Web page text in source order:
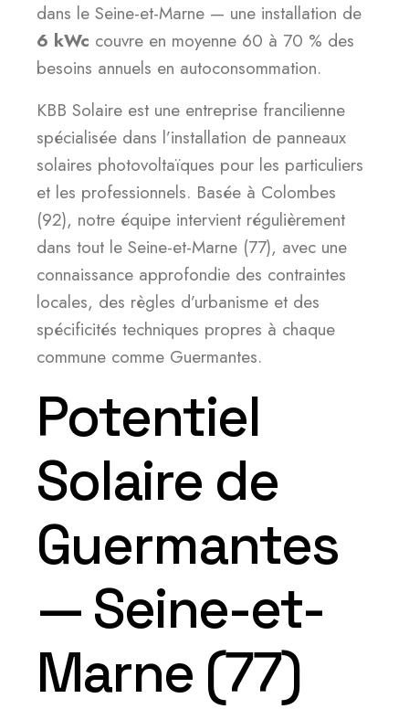
dans le Seine-et-Marne — une installation de
6 kWc couvre en moyenne 60 à 70 % des
besoins annuels en autoconsommation.
KBB Solaire est une entreprise francilienne
spécialisée dans l’installation de panneaux
solaires photovoltaïques pour les particuliers
et les professionnels. Basée à Colombes
(92), notre équipe intervient régulièrement
dans tout le Seine-et-Marne (77), avec une
connaissance approfondie des contraintes
locales, des règles d’urbanisme et des
spécificités techniques propres à chaque
commune comme Guermantes.
Potentiel
Solaire de
Guermantes
— Seine-et-
Marne (77)